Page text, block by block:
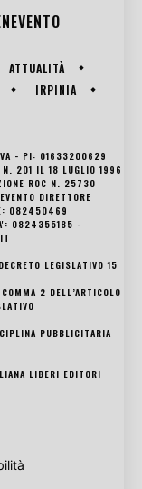
ATTUALITÀ
IRPINIA
- PI: 01633200629
N. 201 IL 18 LUGLIO 1996
ROC N. 25730
DIRETTORE
082450469
0824355185 -
LEGISLATIVO 15
2 DELL’ARTICOLO
PUBBLICITARIA
LIBERI EDITORI